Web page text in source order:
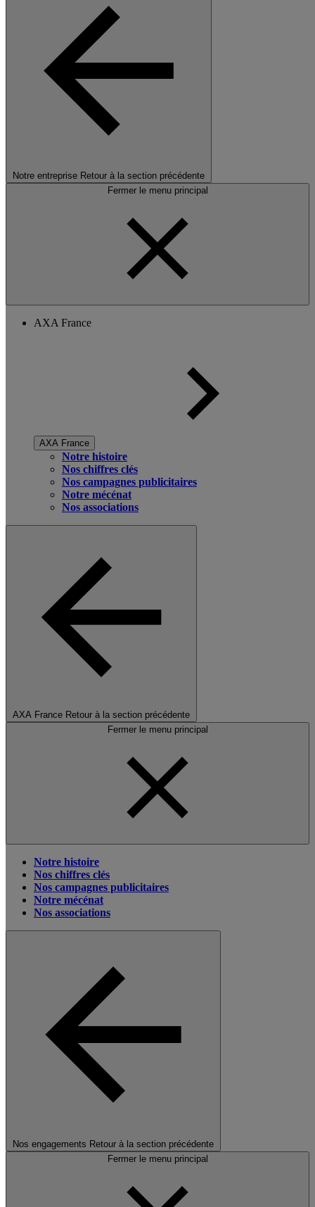
Notre entreprise Retour à la section précédente
Fermer le menu principal
AXA France
AXA France
Notre histoire
Nos chiffres clés
Nos campagnes publicitaires
Notre mécénat
Nos associations
AXA France Retour à la section précédente
Fermer le menu principal
Notre histoire
Nos chiffres clés
Nos campagnes publicitaires
Notre mécénat
Nos associations
Nos engagements Retour à la section précédente
Fermer le menu principal